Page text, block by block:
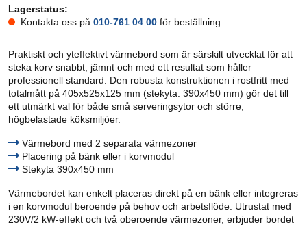
Lagerstatus:
Kontakta oss på 010-761 04 00för beställning
Praktiskt och yteffektivt värmebord som är särskilt utvecklat för att
steka korv snabbt, jämnt och med ett resultat som håller
professionell standard. Den robusta konstruktionen i rostfritt med
totalmått på 405x525x125 mm (stekyta: 390x450 mm) gör det till
ett utmärkt val för både små serveringsytor och större,
högbelastade köksmiljöer.
Värmebord med 2 separata värmezoner
Placering på bänk eller i korvmodul
Stekyta 390x450 mm
Värmebordet kan enkelt placeras direkt på en bänk eller integreras
i en korvmodul beroende på behov och arbetsflöde. Utrustat med
230V/2 kW-effekt och två oberoende värmezoner, erbjuder bordet